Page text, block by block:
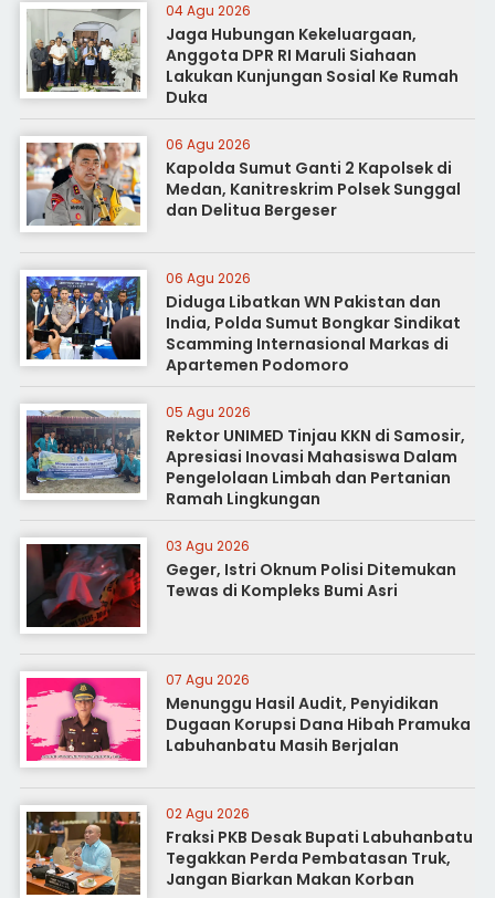
04 Agu 2026
Jaga Hubungan Kekeluargaan,
Anggota DPR RI Maruli Siahaan
Lakukan Kunjungan Sosial Ke Rumah
Duka
06 Agu 2026
Kapolda Sumut Ganti 2 Kapolsek di
Medan, Kanitreskrim Polsek Sunggal
dan Delitua Bergeser
06 Agu 2026
Diduga Libatkan WN Pakistan dan
India, Polda Sumut Bongkar Sindikat
Scamming Internasional Markas di
Apartemen Podomoro
05 Agu 2026
Rektor UNIMED Tinjau KKN di Samosir,
Apresiasi Inovasi Mahasiswa Dalam
Pengelolaan Limbah dan Pertanian
Ramah Lingkungan
03 Agu 2026
Geger, Istri Oknum Polisi Ditemukan
Tewas di Kompleks Bumi Asri
07 Agu 2026
Menunggu Hasil Audit, Penyidikan
Dugaan Korupsi Dana Hibah Pramuka
Labuhanbatu Masih Berjalan
02 Agu 2026
Fraksi PKB Desak Bupati Labuhanbatu
Tegakkan Perda Pembatasan Truk,
Jangan Biarkan Makan Korban